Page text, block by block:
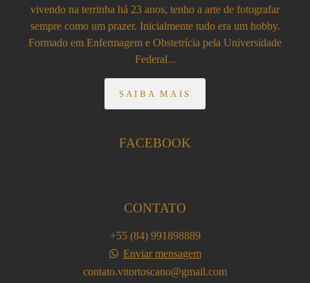
vivendo na terrinha há 23 anos, tenho a arte de fotografar
sempre como um prazer. Inicialmente tudo era um hobby.
Formado em Enfermagem e Obstetrícia pela Universidade
Federal...
SAIBA MAIS
FACEBOOK
CONTATO
+55 (84) 991898889
Enviar mensagem
contato.vitortoscano@gmail.com